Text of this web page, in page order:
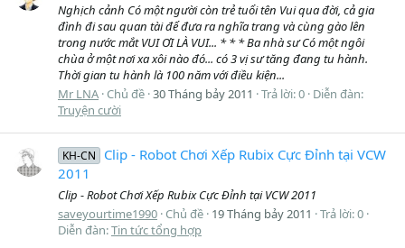
Nghịch cảnh Có một người còn trẻ tuổi tên Vui qua đời, cả gia
đình đi sau quan tài để đưa ra nghĩa trang và cùng gào lên
trong nước mắt VUI ƠI LÀ VUI... * * * Ba nhà sư Có một ngôi
chùa ở một nơi xa xôi nào đó... có 3 vị sư tăng đang tu hành.
Thời gian tu hành là 100 năm với điều kiện...
Mr LNA Chủ đề 30 Tháng bảy 2011 Trả lời: 0 Diễn đàn:
Truyện cười
KH-CN
Clip - Robot Chơi Xếp Rubix Cực Đỉnh tại VCW
2011
Clip - Robot Chơi Xếp Rubix Cực Đỉnh tại VCW 2011
saveyourtime1990 Chủ đề 19 Tháng bảy 2011
Trả lời: 0
Diễn đàn:Tin tức tổng hợp